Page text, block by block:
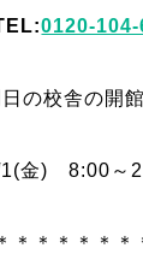
0120-104-
の校舎の開
金) 8:00～
＊＊＊＊＊＊